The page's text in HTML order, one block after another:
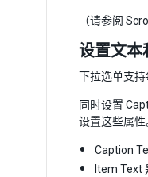
（请参阅
设置文本
下拉选单支
同时设置
设置这些属性
Caption
Item Text